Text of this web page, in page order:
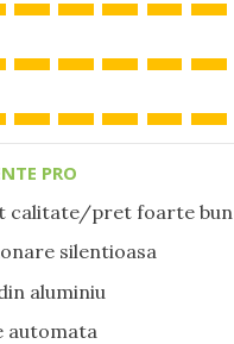
PRO
calitate/pret foarte bun
silentioasa
aluminiu
automata